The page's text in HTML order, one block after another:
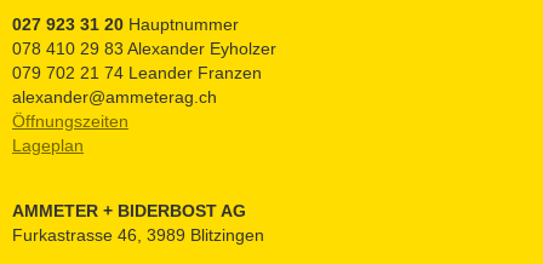
027 923 31 20 Hauptnummer
078 410 29 83 Alexander Eyholzer
079 702 21 74 Leander Franzen
alexander@ammeterag.ch
Öffnungszeiten
Lageplan
AMMETER + BIDERBOST AG
Furkastrasse 46, 3989 Blitzingen